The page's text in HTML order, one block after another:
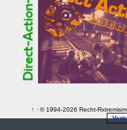
↑ · © 1994-2026 Recht-